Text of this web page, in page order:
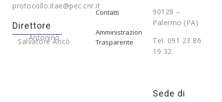
protocollo.itae@pec.cnr.it
Direttore
Antonino
Salvatore Aricò
Contatti
Amministrazione
Trasparente
90128 –
Palermo (PA)
Tel. 091 23 86
19 32
Sede di